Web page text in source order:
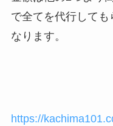
で全てを代行して
なります。
https://